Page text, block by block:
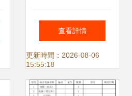
備 專業工作臺產品
列表與解析
查看詳情
更新時間：2026-08-06
15:55:18